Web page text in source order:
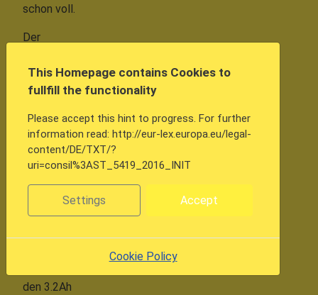
schon voll.
Der
"Fail" war die
Erkenntnis,
4Ah Akku
nicht in die A-
10 passt -
mechanisch
noch vom
den 3.2Ah
This Homepage contains Cookies to
fullfill the functionality
Please accept this hint to progress. For further
information read: http://eur-lex.europa.eu/legal-
content/DE/TXT/?
uri=consil%3AST_5419_2016_INIT
Settings Accept
Cookie Policy